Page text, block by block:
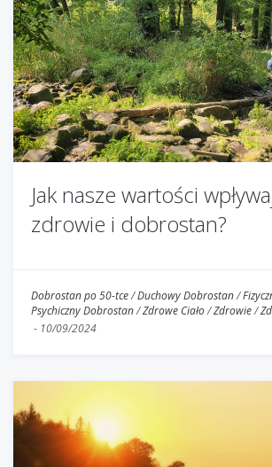
Jak nasze wartości
zdrowie i dobrostan?
Dobrostan po 50-tce/Duchowy Dobrostan/
Psychiczny Dobrostan/Zdrowe Ciało/Zdrowie/
- 10/09/2024